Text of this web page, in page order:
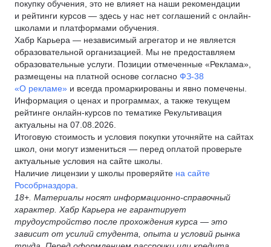
покупку обучения, это не влияет на наши рекомендации
и рейтинги курсов — здесь у нас нет соглашений с онлайн-
школами и платформами обучения.
Хабр Карьера — независимый агрегатор и не является
образовательной организацией. Мы не предоставляем
образовательные услуги. Позиции отмеченные «Реклама»,
размещены на платной основе согласно ФЗ-38
«О рекламе» и всегда промаркированы и явно помечены.
Информация о ценах и программах, а также текущем
рейтинге онлайн-курсов по тематике Рекультивация
актуальны на 07.08.2026.
Итоговую стоимость и условия покупки уточняйте на сайтах
школ, они могут измениться — перед оплатой проверьте
актуальные условия на сайте школы.
Наличие лицензии у школы проверяйте на сайте
Рособрназдора
18+. Материалы носят информационно-справочный
характер. Хабр Карьера не гарантирует
трудоустройство после прохождения курса — это
зависит от усилий студента, опыта и условий рынка